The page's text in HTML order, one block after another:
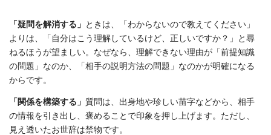
「疑問を解消する」 ときは、「わからないので教えてください」
よりは、「自分はこう理解しているけど、正しいですか？」と尋
ねるほうが望ましい。なぜなら、理解できない理由が「前提知識
の問題」なのか、「相手の説明方法の問題」なのかが明確になる
からです。
「関係を構築する」 質問は、出身地や珍しい苗字などから、相手
の情報を引き出し、褒めることで印象を押し上げます。ただし、
見え透いたお世辞は禁物です。